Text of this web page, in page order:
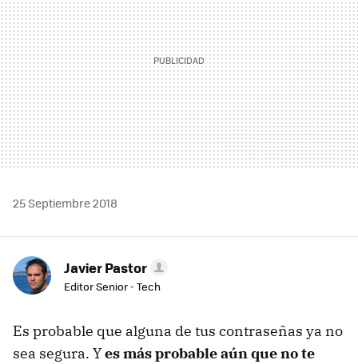
25 Septiembre 2018
Javier Pastor
Editor Senior - Tech
Es probable que alguna de tus contraseñas ya no
sea segura. Yes más probable aún que no te